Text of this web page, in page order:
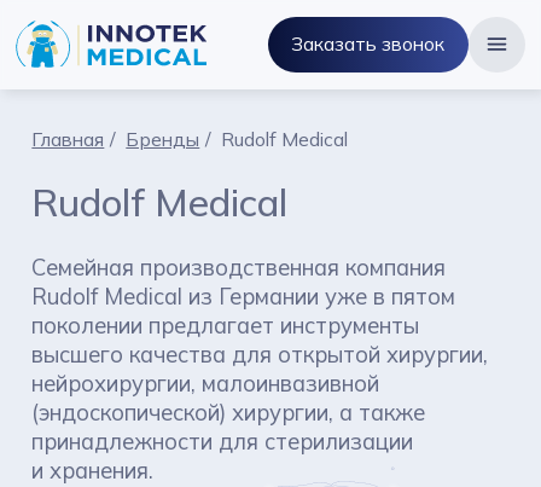
Заказать звонок
Главная Бренды Rudolf Medical
Rudolf Medical
Семейная производственная компания
Rudolf Medical из Германии уже в пятом
поколении предлагает инструменты
высшего качества для открытой хирургии,
нейрохирургии, малоинвазивной
(эндоскопической) хирургии, а также
принадлежности для стерилизации
и хранения.